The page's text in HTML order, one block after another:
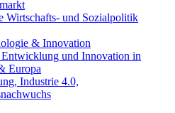
Wirtschafts- und Sozialpolitik
& Innovation
und Innovation in
Europa
Industrie 4.0,